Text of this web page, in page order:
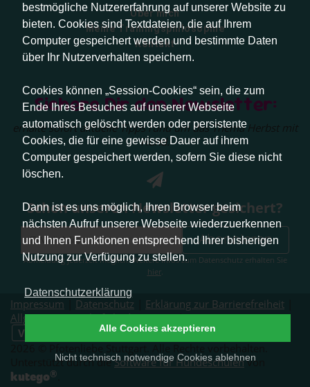
bestmögliche Nutzererfahrung auf unserer Website zu
bieten. Cookies sind Textdateien, die auf Ihrem
Computer gespeichert werden und bestimmte Daten
über Ihr Nutzerverhalten speichern.
Cookies können „Session-Cookies“ sein, die zum
Ende Ihres Besuches auf unserer Webseite
automatisch gelöscht werden oder persistente
Cookies, die für eine gewisse Dauer auf ihrem
Computer gespeichert werden, sofern Sie diese nicht
löschen.
Dann ist es uns möglich, Ihren Browser beim
nächsten Aufruf unserer Webseite wiederzuerkennen
und Ihnen Funktionen entsprechend Ihrer bisherigen
Nutzung zur Verfügung zu stellen.
Datenschutzerklärung
Nicht technisch notwendige Cookies ablehnen
Alle Cookies akzeptieren
Über mich
Meine Trainingsphilosophie
Kontakt
Sichere Dir den Newsletter:
erhalte sofort aktuelle Tipps rund um das Thema Herbst mit
Hund.
Schon unseren Newsletter gesichert?
Abonnieren
Abmeldung jederzeit möglich. Weitere Infos zum Datenschutz erhalten Sie
hier.
Impressum Datenschutz Erklärung zur Barrierefreiheit
Allgemeine Geschäftsbedingungen|
Vertrag widerrufen
Unterstützt durch dieSoftware für Hundeschulenvon
kutego®